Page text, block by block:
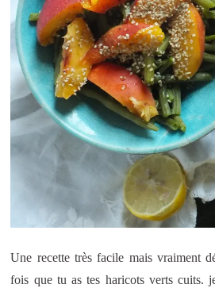
Une recette très facile mais vraiment
fois que tu as tes haricots verts cuits.